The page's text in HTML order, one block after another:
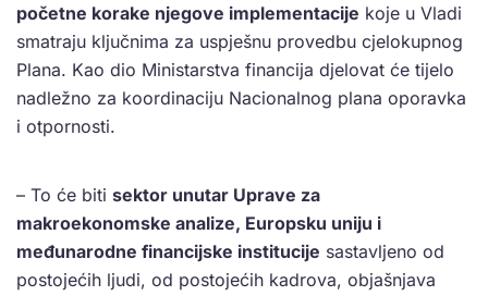
početne korake njegove implementacije koje u Vladi
smatraju ključnima za uspješnu provedbu cjelokupnog
Plana. Kao dio Ministarstva financija djelovat će tijelo
nadležno za koordinaciju Nacionalnog plana oporavka
i otpornosti.
– To će biti sektor unutar Uprave za
makroekonomske analize, Europsku uniju i
međunarodne financijske institucije sastavljeno od
postojećih ljudi, od postojećih kadrova, objašnjava